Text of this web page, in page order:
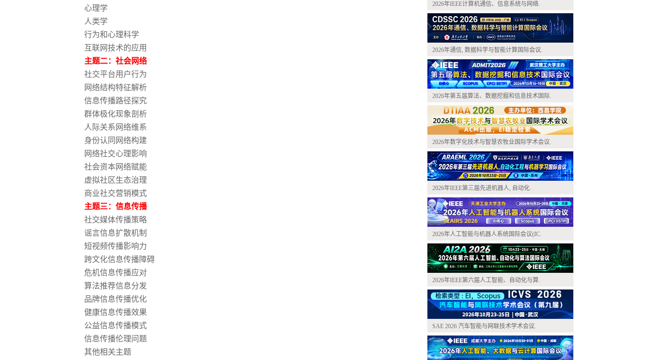
心理学
人类学
行为和心理科学
互联网技术的应用
主题二：社会网络
社交平台用户行为
网络结构特征解析
信息传播路径探究
群体极化现象剖析
人际关系网络维系
身份认同网络构建
网络社交心理影响
社会资本网络赋能
虚拟社区生态治理
商业社交营销模式
主题三：信息传播
社交媒体传播策略
谣言信息扩散机制
短视频传播影响力
跨文化信息传播障碍
危机信息传播应对
算法推荐信息分发
品牌信息传播优化
健康信息传播效果
公益信息传播模式
信息传播伦理问题
其他相关主题
2026年IEEE计算机通信、信息系统与网络.
2026年通信, 数据科学与智能计算国际会议.
2026年第五届算法、数据挖掘和信息技术国际.
2026年数字化技术与智慧农牧业国际学术会议.
2026年IEEE第三届先进机器人, 自动化.
2026年人工智能与机器人系统国际会议(IC.
2026年IEEE第六届人工智能、自动化与算.
SAE 2026 汽车智能与网联技术学术会议.